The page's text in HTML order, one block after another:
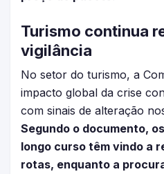
Turismo continua
vigilância
No setor do turismo, a
impacto global da crise
com sinais de alteração
Segundo o documento,
longo curso têm vindo a
rotas, enquanto a